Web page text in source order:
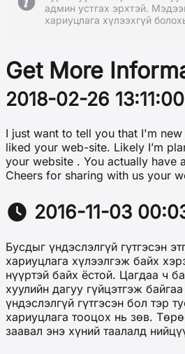
админ устгах эрхтэй.
хариуцлага хүлээхгүй
Get More
2018-02-26 13:11:00
I just want to tell you that I'm
liked your web-site. Likely I’m
your website . You actually have
Cheers for sharing with us your
2016-11-03
Бусдыг үндэслэлгүй гүтгэсэн
хариуцлага хүлээлгэж байх
нүүртэй байх ёстой. Цагдаа ч
хуулийн дагуу гүйцэтгэж
үндэслэлгүй гүтгэсэн бол тэр
хариуцлага тооцох нь зөв.
заавал энэ хүний таалалд